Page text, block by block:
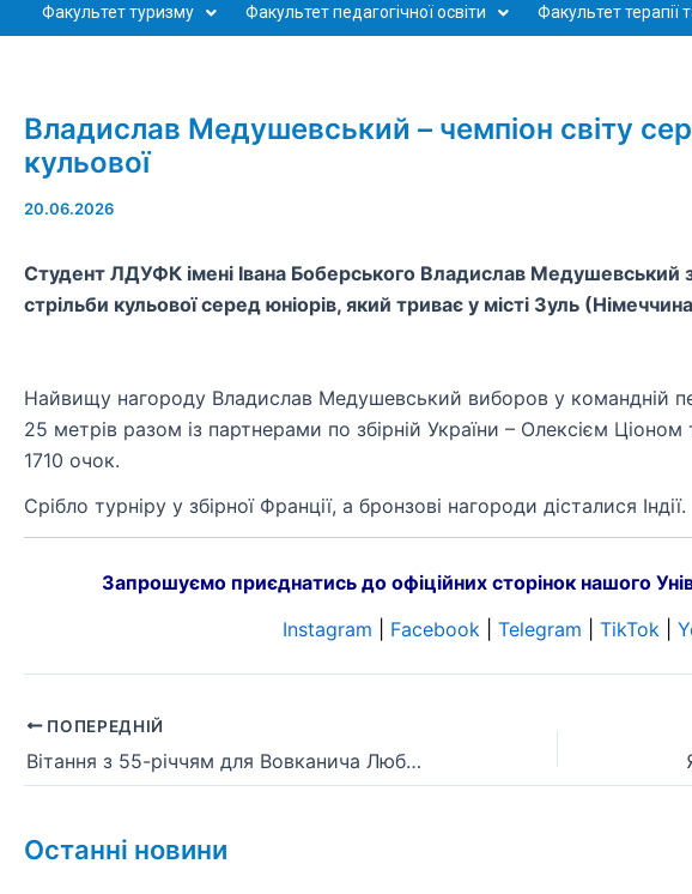
Факультет туризму Факультет педагогічної освіти Факультет терапії
Владислав Медушевський – чемпіон світу
кульової
20.06.2026
Студент ЛДУФК імені Івана Боберського Владислав Медушевський
стрільби кульової серед юніорів, який триває у місті Зуль
Найвищу нагороду Владислав Медушевський виборов у командній
25 метрів разом із партнерами по збірній України – Олексієм
1710 очок.
Срібло турніру у збірної Франції, а бронзові нагороди дісталися Індії.
Запрошуємо приєднатись до офіційних сторінок нашого
Instagram
Facebook Telegram TikTok
ПОПЕРЕДНІЙ
Вітання з 55-річчям для Вовканича Любомира Степановича!
Останні новини